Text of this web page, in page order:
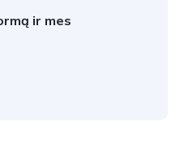
ir mes